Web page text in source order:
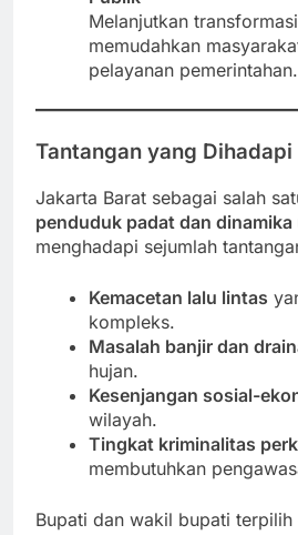
Melanjutkan
memudahkan
pelayanan pemerintahan.
Tantangan yang Dihadapi
Jakarta Barat sebagai salah
penduduk padat dan
menghadapi sejumlah
Kemacetan lalu lintas
kompleks.
Masalah banjir dan
hujan.
Kesenjangan sosial-
wilayah.
Tingkat kriminalitas
membutuhkan
Bupati dan wakil bupati